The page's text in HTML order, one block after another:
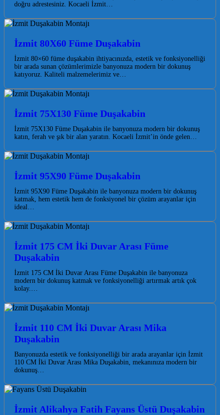
doğru adrestesiniz. Kocaeli İzmit…
İzmit 80X60 Füme Duşakabin
İzmit 80×60 füme duşakabin ihtiyacınızda, estetik ve fonksiyonelliği
bir arada sunan çözümlerimizle banyonuza modern bir dokunuş
katıyoruz. Kaliteli malzemelerimiz ve…
İzmit 75X130 Füme Duşakabin
İzmit 75X130 Füme Duşakabin ile banyonuza modern bir dokunuş
katın, ferah ve şık bir alan yaratın. Kocaeli İzmit’in önde gelen…
İzmit 95X90 Füme Duşakabin
İzmit 95X90 Füme Duşakabin ile banyonuza modern bir dokunuş
katmak, hem estetik hem de fonksiyonel bir çözüm arayanlar için
ideal…
İzmit 175 CM İki Duvar Arası Füme
Duşakabin
İzmit 175 CM İki Duvar Arası Füme Duşakabin ile banyonuza
modern bir dokunuş katmak ve fonksiyonelliği artırmak artık çok
kolay.…
İzmit 110 CM İki Duvar Arası Mika
Duşakabin
Banyonuzda estetik ve fonksiyonelliği bir arada arayanlar için İzmit
110 CM İki Duvar Arası Mika Duşakabin, mekanınıza modern bir
dokunuş…
İzmit Alikahya Fatih Fayans Üstü Duşakabin